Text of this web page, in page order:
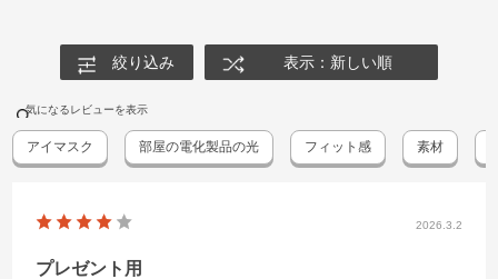
絞り込み 表示：新しい順
気になるレビューを表示
アイマスク 部屋の電化製品の光 フィット感 素材
2026.3.2
プレゼント用